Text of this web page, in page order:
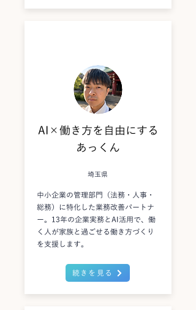
AI×働き方を自由にする
あっくん
埼玉県
中小企業の管理部門（法務・人事・
総務）に特化した業務改善パートナ
ー。13年の企業実務とAI活用で、働
く人が家族と過ごせる働き方づくり
を支援します。
続きを見る